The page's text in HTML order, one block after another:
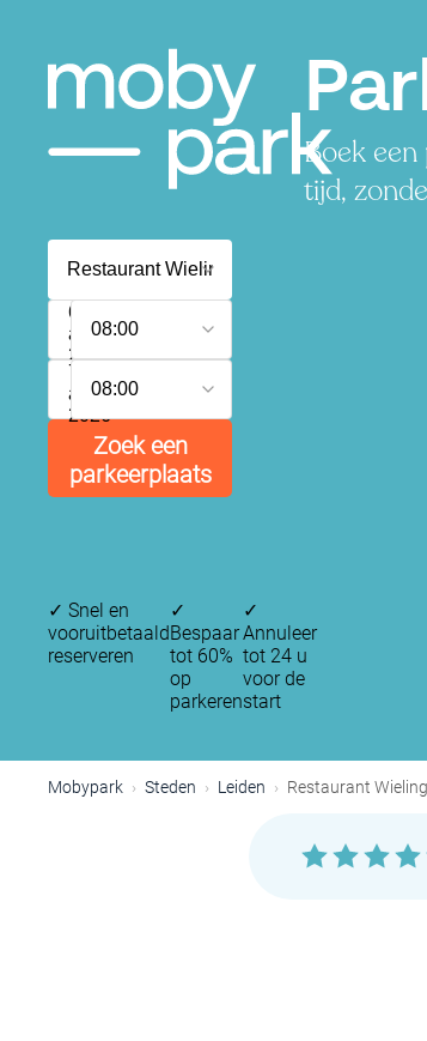
Boek
tijd,
6
augustus
2026
08:00
7
augustus
2026
08:00
Zoek een
parkeerplaats
✓ Snel en
vooruitbetaald
reserveren
✓
Bespaar
tot 60%
op
parkeren
✓
Annuleer
tot 24 u
voor de
start
Mobypark Steden Leiden Restaurant